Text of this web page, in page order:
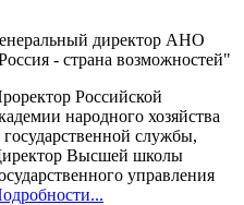
директор АНО
- страна возможностей"
Российской
народного хозяйства
государственной службы,
Высшей школы
управления